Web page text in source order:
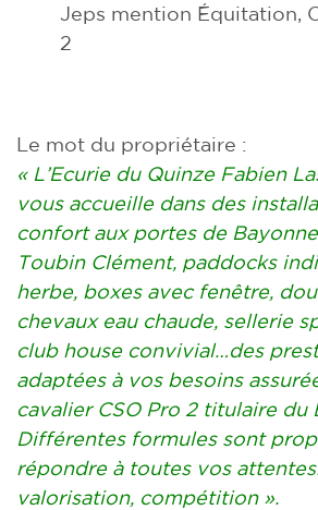
Jeps mention Équitation,
2
Le mot du propriétaire :
« L’Ecurie du Quinze Fabien
vous accueille dans des
confort aux portes de
Toubin Clément, paddocks
herbe, boxes avec fenêtre,
chevaux eau chaude, sellerie
club house convivial…des
adaptées à vos besoins
cavalier CSO Pro 2 titulaire du
Différentes formules sont
répondre à toutes vos
valorisation, compétition ».